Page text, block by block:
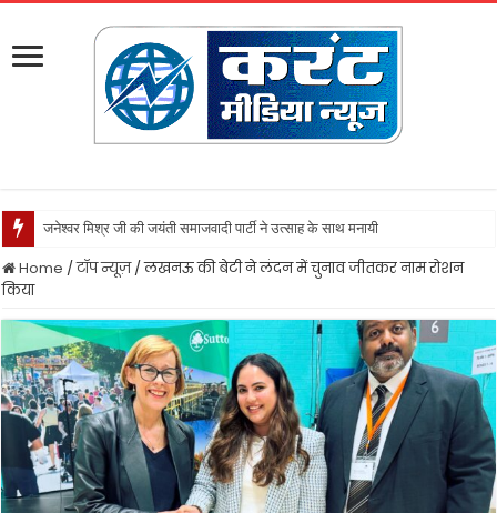
जनेश्वर मिश्र जी की जयंती समाजवादी पार्टी ने उत्साह के साथ मनायी
Home / टॉप न्यूज़/ लखनऊ की बेटी ने लंदन में चुनाव जीतकर नाम रोशन
किया